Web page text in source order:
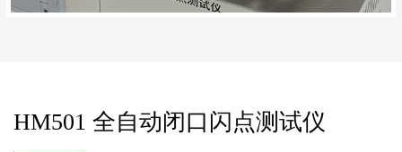
HM501 全自动闭口闪点测试仪